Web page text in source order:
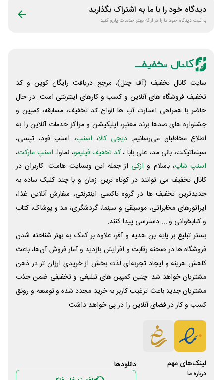
دیدگاه خود را با ما به اشتراک بگذارید
با ثبت دیدگاه خود ما را در ارائه بهتر خدمات یاری کنید
سایت کانال تخفیف (آف چنل)، مرجع دریافت رایگان کوپن و کد
تخفیف فروشگاه های آنلاین و کسب و‌ کارهای اینترنتی است. در حال
حاضر با همراهی استارت آپ ها انواع کد تخفیف، مسابقه، کمپین و
جشنواره های صدها برند معتبر، اپلیکیشن و مراکز خدمات آنلاین را به
اطلاع مخاطبان می‌رسانیم. دیجی کالا، اسنپ، اسنپ فود، تپسی،
سینماتیکت، بانی مد، علی‌ بابا ،کد تخفیف فیلیمو، نماوا، اسنپ مارکت،
اسنپ شاپ، باسلام و ازکی از جمله این وبسایت ‌هاست. کاربران در
کانال تخفیف می توانند در کوتاه ترین زمان و با چند کلیک ساده به
جدیدترین تخفیف ها در گروه تاکسی اینترنتی، سفارش آنلاین غذا،
اپراتورهای مخابراتی، موسیقی و سینما، گردشگری، مد و پوشاک، کتاب
و کتابخوانی و ... دسترسی پیدا کنند.
بستر تبلیغ بر پایه بن هدیه و آفر، علاوه بر کمک به بهتر شناخته شدن
فروشگاه ها در صحنه رقابت و افزایش بازدید و آمار فروش آن‌ها، باعث
کاهش هزینه و ایجاد تجربه‌ای لذت بخش از خریدی ارزان تر در ذهن
مشتریان خواهد شد. چنین کمپین های تبلیغی و تخفیفی ضمن جذب
مشتریان جدید باعث ترغیب کاربر به خرید مجدد شده و توسعه و رونق
کسب و کار در فضای آنلاین را در پی خواهد داشت.
لینک‌های مهم
درباره ما
دانلود‌ها